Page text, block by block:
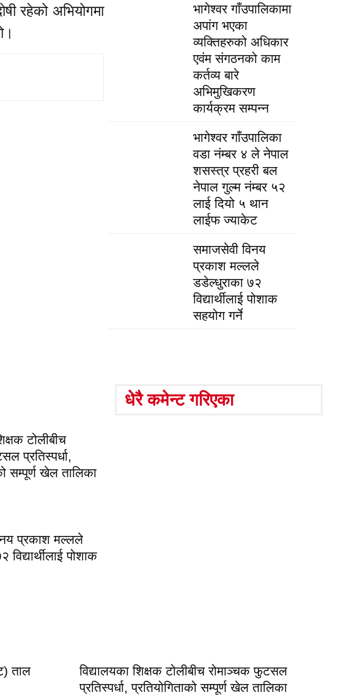
रहेको अभियोगमा
भागेश्वर गाँउपालिकामा
अपांग भएका
व्यक्तिहरुको अधिकार
एवंम संगठनको काम
कर्तव्य बारे
अभिमुखिकरण
कार्यक्रम सम्पन्न
भागेश्वर गाँउपालिका
वडा नंम्बर ४ ले नेपाल
शसस्त्र प्रहरी बल
नेपाल गुल्म नंम्बर ५२
लाई दियो ५ थान
लाईफ ज्याकेट
समाजसेवी विनय
प्रकाश मल्लले
डडेल्धुराका ७२
विद्यार्थीलाई पोशाक
सहयोग गर्ने
टोलीबीच
प्रतिस्पर्धा,
सम्पूर्ण खेल तालिका
प्रकाश मल्लले
पोशाक
धेरै कमेन्ट गरिएका
ताल
विद्यालयका शिक्षक टोलीबीच रोमाञ्चक फुटसल
प्रतिस्पर्धा, प्रतियोगिताको सम्पूर्ण खेल तालिका